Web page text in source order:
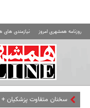
روزنامه همشهری امروز نیازمندی
سخنان متفاوت پزشکیان +